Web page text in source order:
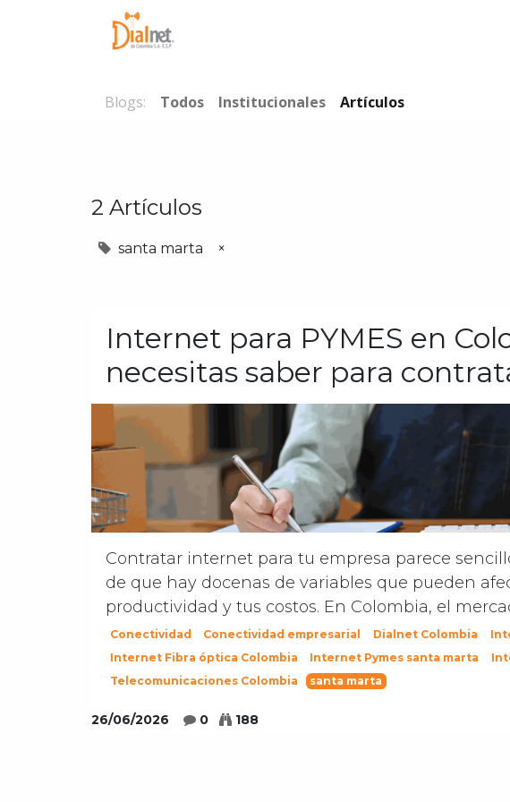
Blogs: Todos Institucionales Artículos
2 Artículos
santa marta ×
Internet para PYMES en
necesitas saber para
Contratar internet para tu empresa parece
de que hay docenas de variables que pueden
productividad y tus costos. En Colombia, el
Conectividad Conectividad empresarial Dialnet Colombia
Internet Fibra óptica Colombia
Internet Pymes santa marta
Telecomunicaciones Colombia
santa marta
26/06/2026 0 188